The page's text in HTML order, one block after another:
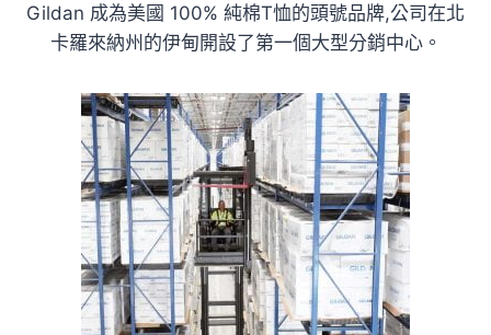
Gildan 成為美國 100% 純棉T恤的頭號品牌,公司在北
卡羅來納州的伊甸開設了第一個大型分銷中心。